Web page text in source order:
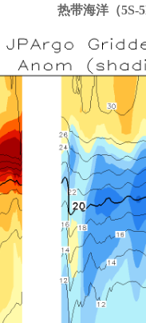
热带海洋（5S-